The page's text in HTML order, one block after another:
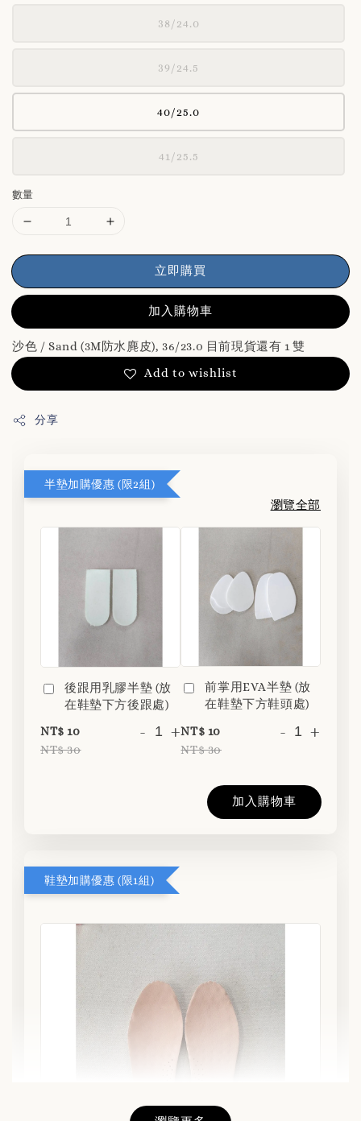
38/24.0
39/24.5
40/25.0
41/25.5
數量
立即購買
加入購物車
沙色 / Sand (3M防水麂皮), 36/23.0 目前現貨還有 1 雙
Add to wishlist
分享
半墊加購優惠 (限2組)
瀏覽全部
後跟用乳膠半墊 (放
在鞋墊下方後跟處)
NT$ 10
NT$ 30
- +
前掌用EVA半墊 (放
在鞋墊下方鞋頭處)
NT$ 10
NT$ 30
- +
加入購物車
鞋墊加購優惠 (限1組)